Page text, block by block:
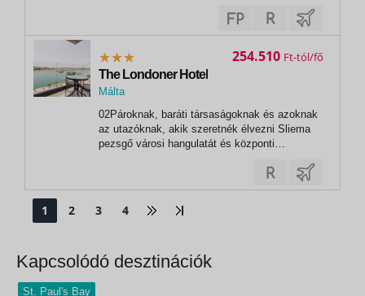
telefonos asszisztens segíti (időszakos
szolgáltatás).03 Grand Hotel A Grand Hotel
The Londoner Hotel
Málta
Sliema
02Pároknak, baráti társaságoknak és azoknak
az utazóknak, akik szeretnék élvezni Sliema
pezsgő városi hangulatát és központi
HotelElhelyezkedésA modern, városi stílusú
The Londoner Hotel Sliema központi részén
tengerparti sétánytól és...
254.510 Ft
1 2 3 4
Kapcsolódó desztinációk
St. Paul's Bay